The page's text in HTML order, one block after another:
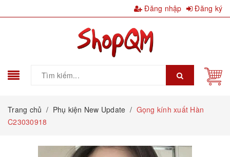
Đăng nhập Đăng ký
Trang chủ / Phụ kiện New Update / Gọng kính xuất Hàn
C23030918